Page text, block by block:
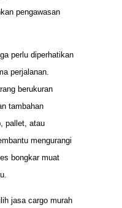
pengawasan
perlu diperhatikan
perjalanan.
berukuran
tambahan
pallet, atau
mengurangi
bongkar muat
jasa cargo murah